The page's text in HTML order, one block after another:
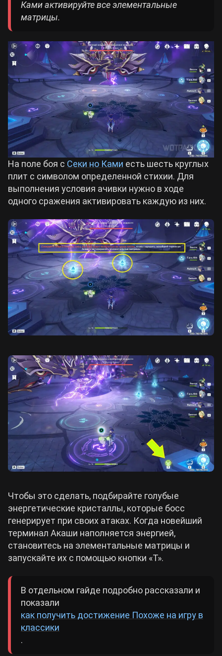
Ками активируйте все элементальные
матрицы.
На поле боя с Секи но Ками есть шесть круглых
плит с символом определенной стихии. Для
выполнения условия ачивки нужно в ходе
одного сражения активировать каждую из них.
Чтобы это сделать, подбирайте голубые
энергетические кристаллы, которые босс
генерирует при своих атаках. Когда новейший
терминал Акаши наполняется энергией,
становитесь на элементальные матрицы и
запускайте их с помощью кнопки «Т».
В отдельном гайде подробно рассказали и
показали
как получить достижение Похоже на игру в
классики
.